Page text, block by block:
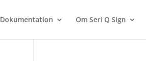
Dokumentation Om Seri Q Sign